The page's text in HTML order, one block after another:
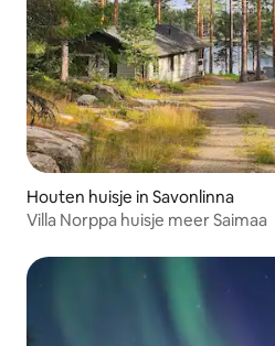
Houten huisje in Savonlinna
Villa Norppa huisje meer Saimaa